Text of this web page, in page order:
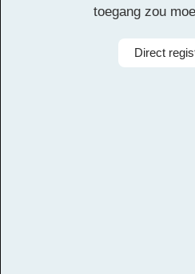
moet worden geverifieerd.
toegang zou
Direct